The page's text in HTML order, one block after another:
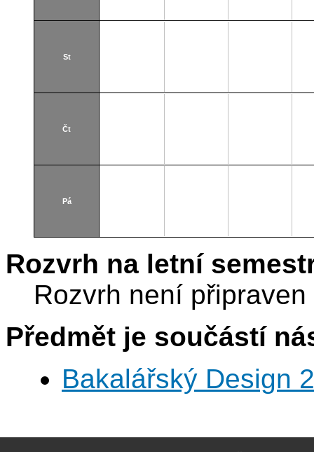
St
Čt
Pá
Rozvrh na letní
Rozvrh není připraven
Předmět je součástí
Bakalářský Design